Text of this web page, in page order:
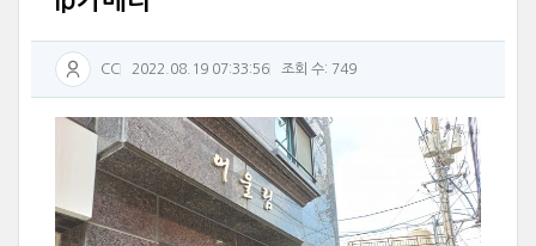
CC 2022.08.19 07:33:56 조회 수: 749